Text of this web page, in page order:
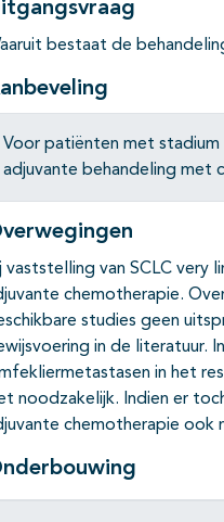
open- en dichtklappen
open- en dichtklappen
bestaat de
Voor patiënten met stadium
adjuvante behandeling met
vaststelling van SCLC very
chemotherapie.
studies geen
in de literatuur.
in het
noodzakelijk. Indien er
chemotherapie ook